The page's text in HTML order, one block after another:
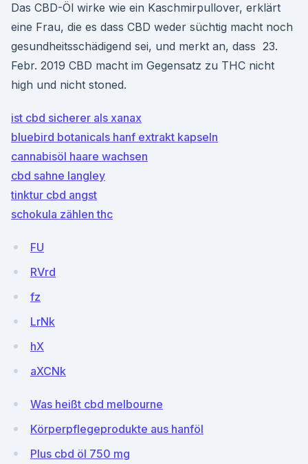
Das CBD-Öl wirke wie ein Kaschmirpullover, erklärt
eine Frau, die es dass CBD weder süchtig macht noch
gesundheitsschädigend sei, und merkt an, dass 23.
Febr. 2019 CBD macht im Gegensatz zu THC nicht
high und nicht stoned.
ist cbd sicherer als xanax
bluebird botanicals hanf extrakt kapseln
cannabisöl haare wachsen
cbd sahne langley
tinktur cbd angst
schokula zählen thc
FU
RVrd
fz
LrNk
hX
aXCNk
Was heißt cbd melbourne
Körperpflegeprodukte aus hanföl
Plus cbd öl 750 mg